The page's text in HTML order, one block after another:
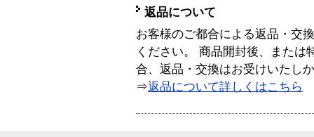
返品について
お客様のご都合による返品・交
ください。 商品開封後、または
合、返品・交換はお受けいたし
⇒返品について詳しくはこちら